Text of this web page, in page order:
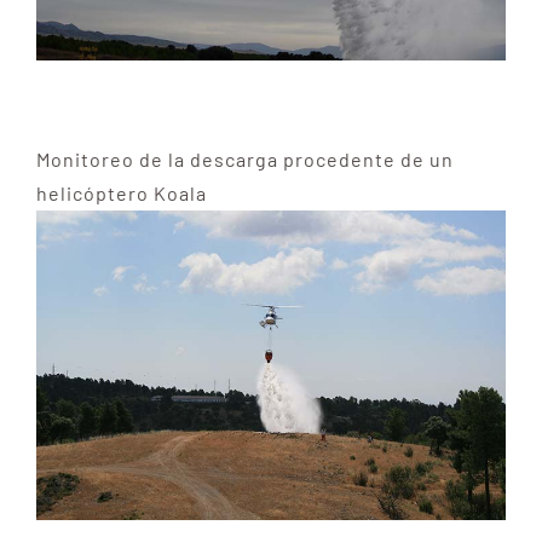
Monitoreo de la descarga procedente de un
helicóptero Koala